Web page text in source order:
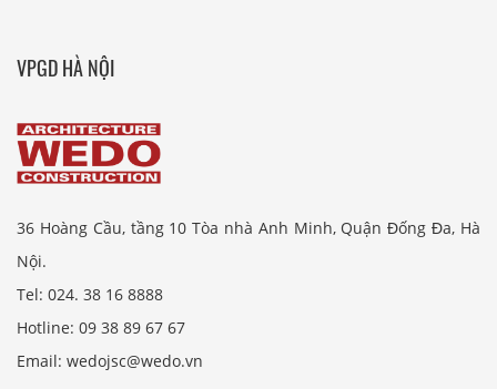
VPGD HÀ NỘI
36 Hoàng Cầu, tầng 10 Tòa nhà Anh Minh, Quận Đống Đa, Hà
Nội.
Tel: 024. 38 16 8888
Hotline: 09 38 89 67 67
Email: wedojsc@wedo.vn